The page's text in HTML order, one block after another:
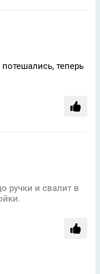
теперь
ручки и свалит в